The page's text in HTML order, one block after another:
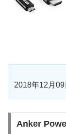
2018年12月09
Anker